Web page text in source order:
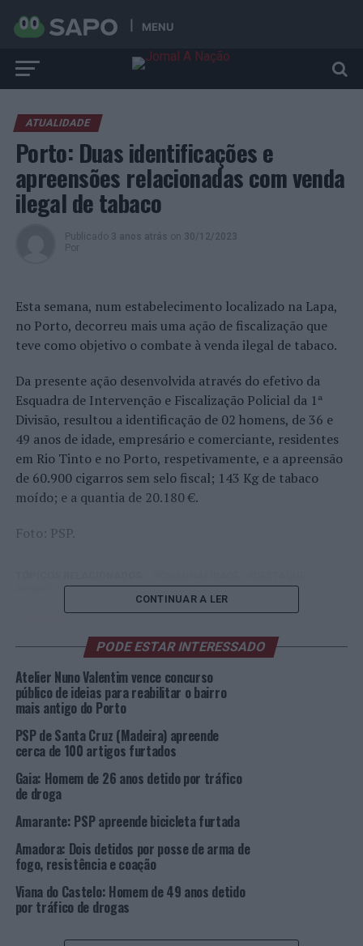
MENU
ATUALIDADE
Porto: Duas identificações e
apreensões relacionadas com venda
ilegal de tabaco
Publicado 3 anos atrás on 30/12/2023
Por
Esta semana, num estabelecimento localizado na Lapa,
no Porto, decorreu mais uma ação de fiscalização que
teve como objetivo o combate à venda ilegal de tabaco.
Da presente ação desenvolvida através do efetivo da
Esquadra de Intervenção e Fiscalização Policial da 1ª
Divisão, resultou a identificação de 02 homens, de 36 e
49 anos de idade, empresário e comerciante, residentes
em Rio Tinto e no Porto, respetivamente, e a apreensão
de 60.900 cigarros sem selo fiscal; 143 Kg de tabaco
moído; e a quantia de 20.180 €.
Foto: PSP.
PSP
Porto: Homem de 23 anos detido por furto em interior
de estabelecimento
NÃO PERCA
Ermesinde: Detenção de suspeito por tráfico de
estupefacientes
CONTINUAR A LER
PODE ESTAR INTERESSADO
Atelier Nuno Valentim vence concurso
público de ideias para reabilitar o bairro
mais antigo do Porto
PSP de Santa Cruz (Madeira) apreende
cerca de 100 artigos furtados
Gaia: Homem de 26 anos detido por tráfico
de droga
Amarante: PSP apreende bicicleta furtada
Amadora: Dois detidos por posse de arma de
fogo, resistência e coação
Viana do Castelo: Homem de 49 anos detido
por tráfico de drogas